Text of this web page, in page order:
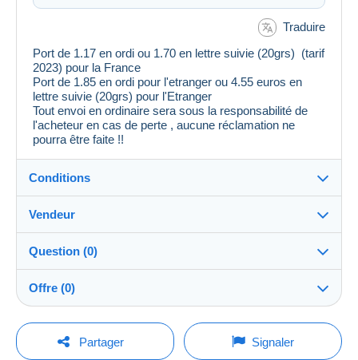
Traduire
Port de 1.17 en ordi ou 1.70 en lettre suivie (20grs) (tarif
2023) pour la France
Port de 1.85 en ordi pour l'etranger ou 4.55 euros en
lettre suivie (20grs) pour l'Etranger
Tout envoi en ordinaire sera sous la responsabilité de
l'acheteur en cas de perte , aucune réclamation ne
pourra être faite !!
Conditions
Destination :
Voir la liste des pays
Expédition :
Envoi après paiement
A charge de l'acheteur
Vendeur
lounat100%(11470x)
Boutique
Membre depuis le :
Question (0)
Pour poser une question, vous devez ouvrir
une session.
Offre (0)
La vente sera prolongée d'une minute si une offre est
posée moins d'une minute avant son échéance.
Partager Signaler